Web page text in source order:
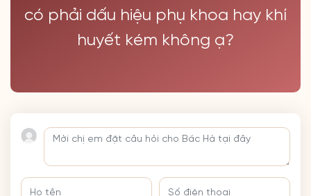
có phải dấu hiệu phụ khoa hay khí
huyết kém không ạ?